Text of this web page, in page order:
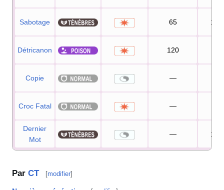
Sabotage 65 100
Détricanon 120
Copie —
Croc Fatal —
Dernier
Mot
— 100
Par CT [modifier]